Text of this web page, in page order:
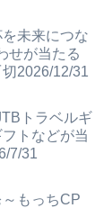
未来につな
せが当たる
切2026/12/31
トラベルギ
トなどが当
7/31
もっちCP